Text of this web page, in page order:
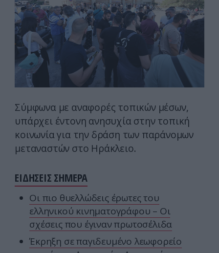
Σύμφωνα με αναφορές τοπικών μέσων,
υπάρχει έντονη ανησυχία στην τοπική
κοινωνία για την δράση των παράνομων
μεταναστών στο Ηράκλειο.
ΕΙΔΗΣΕΙΣ ΣΗΜΕΡΑ
Οι πιο θυελλώδεις έρωτες του
ελληνικού κινηματογράφου – Οι
σχέσεις που έγιναν πρωτοσέλιδα
Έκρηξη σε παγιδευμένο λεωφορείο